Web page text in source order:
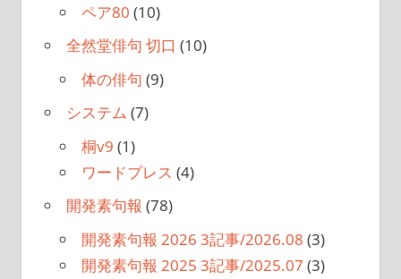
ペア80 (10)
全然堂俳句 切口 (10)
体の俳句 (9)
システム (7)
桐v9 (1)
ワードプレス (4)
開発素句報 (78)
開発素句報 2026 3記事/2026.08 (3)
開発素句報 2025 3記事/2025.07 (3)